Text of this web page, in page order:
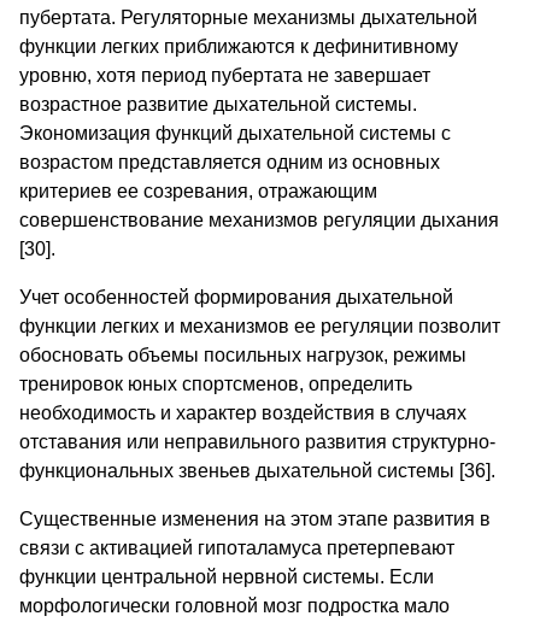
пубертата. Регуляторные механизмы дыхательной
функции легких приближаются к дефинитивному
уровню, хотя период пубертата не завершает
возрастное развитие дыхательной системы.
Экономизация функций дыхательной системы с
возрастом представляется одним из основных
критериев ее созревания, отражающим
совершенствование механизмов регуляции дыхания
[30].
Учет особенностей формирования дыхательной
функции легких и механизмов ее регуляции позволит
обосновать объемы посильных нагрузок, режимы
тренировок юных спортсменов, определить
необходимость и характер воздействия в случаях
отставания или неправильного развития структурно-
функциональных звеньев дыхательной системы [36].
Существенные изменения на этом этапе развития в
связи с активацией гипоталамуса претерпевают
функции центральной нервной системы. Если
морфологически головной мозг подростка мало